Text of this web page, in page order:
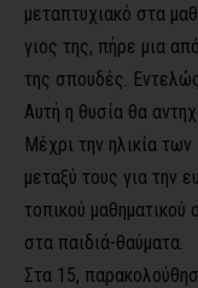
μεταπτυχιακό στα
γιος της, πήρε μια
της σπουδές.
Αυτή η θυσία θα
Μέχρι την ηλικία
μεταξύ τους για την
τοπικού μαθηματικού
στα παιδιά-θαύματα.
Στα 15,